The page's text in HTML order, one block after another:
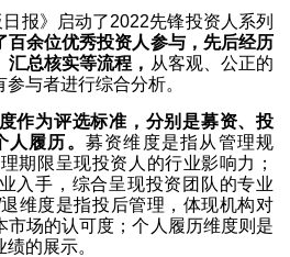
报》启动了2022先锋投资人系列
百余位优秀投资人参与，先后经历
总核实等流程， 从客观、公正的
与者进行综合分析。
作为评选标准，分别是募资、投
履历。 募资维度是指从管理规
期限呈现投资人的行业影响力；
入手，综合呈现投资团队的专业
维度是指投后管理，体现机构对
市场的认可度；个人履历维度则是
的展示。